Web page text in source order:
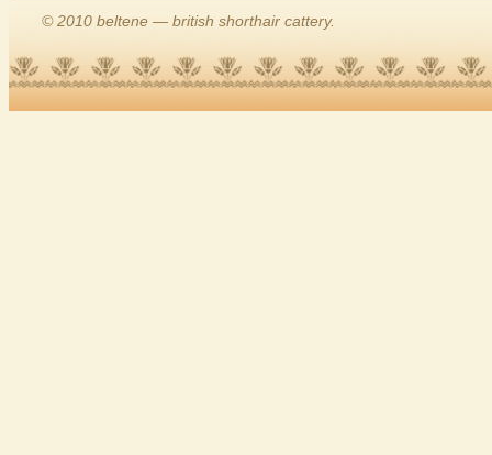
© 2010 beltene — british shorthair cattery.